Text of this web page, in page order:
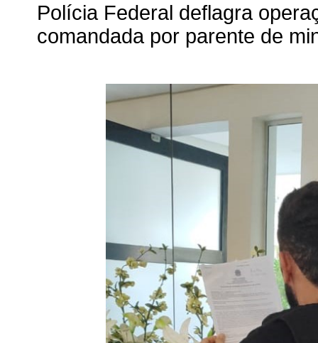
Polícia Federal deflagra
comandada por parente de